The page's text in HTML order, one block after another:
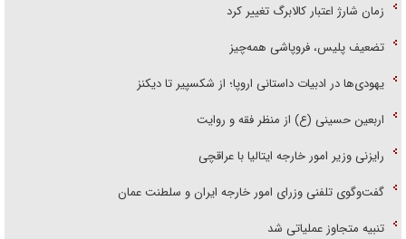
زمان شارژ اعتبار کالابرگ تغییر کرد
تضعیف پلیس، فروپاشی همه‌چیز
یهودی‌ها در ادبیات داستانی اروپا؛ از شکسپیر تا دیکنز
اربعین حسینی (ع) از منظر فقه و روایت
رایزنی وزیر امور خارجه ایتالیا با عراقچی
گفت‌وگوی تلفنی وزرای امور خارجه ایران و سلطنت عمان
تنبیه متجاوز عملیاتی شد